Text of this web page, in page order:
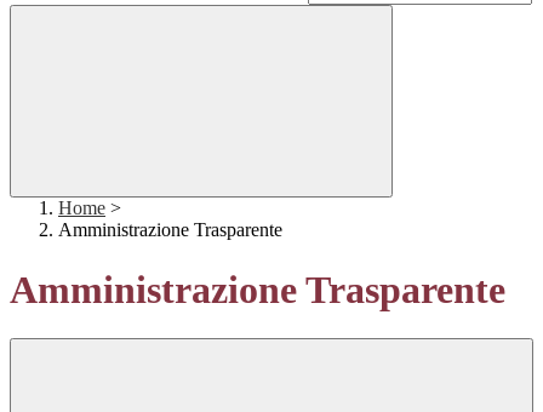
Home >
Amministrazione Trasparente
Amministrazione Trasparente